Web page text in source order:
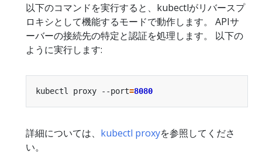
以下のコマンドを実行すると、kubectlがリバースプ
ロキシとして機能するモードで動作します。 APIサ
ーバーの接続先の特定と認証を処理します。 以下の
ように実行します:
kubectl proxy --port=8080
詳細については、 kubectl proxyを参照してくださ
い。